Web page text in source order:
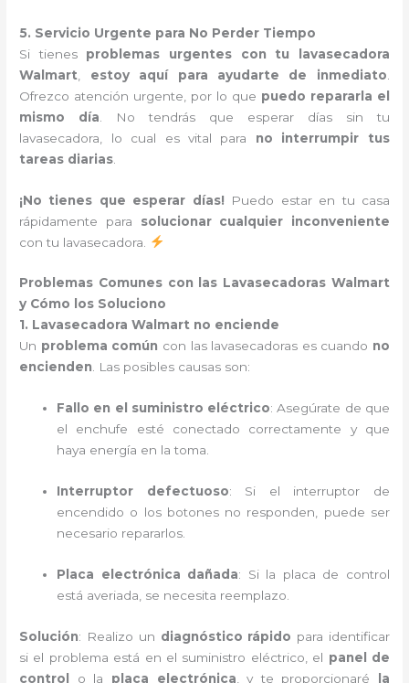
5. Servicio Urgente para No Perder Tiempo
Si tienes problemas urgentes con tu lavasecadora
Walmart
estoy aquí para ayudarte de inmediato
Ofrezco atención urgente, por lo que puedo repararla el
mismo día . No tendrás que esperar días sin tu
lavasecadora, lo cual es vital para no interrumpir tus
tareas diarias
¡No tienes que esperar días! Puedo estar en tu casa
rápidamente para solucionar cualquier inconveniente
con tu lavasecadora.
Problemas Comunes con las Lavasecadoras Walmart
y Cómo los Soluciono
1. Lavasecadora Walmart no enciende
Un problema común con las lavasecadoras es cuando no
encienden. Las posibles causas son:
Fallo en el suministro eléctrico: Asegúrate de que
el enchufe esté conectado correctamente y que
haya energía en la toma.
Interruptor defectuoso: Si el interruptor de
encendido o los botones no responden, puede ser
necesario repararlos.
Placa electrónica dañada: Si la placa de control
está averiada, se necesita reemplazo.
Solución: Realizo un diagnóstico rápido para identificar
si el problema está en el suministro eléctrico, el panel de
control
o la placa electrónica , y te proporcionaré la